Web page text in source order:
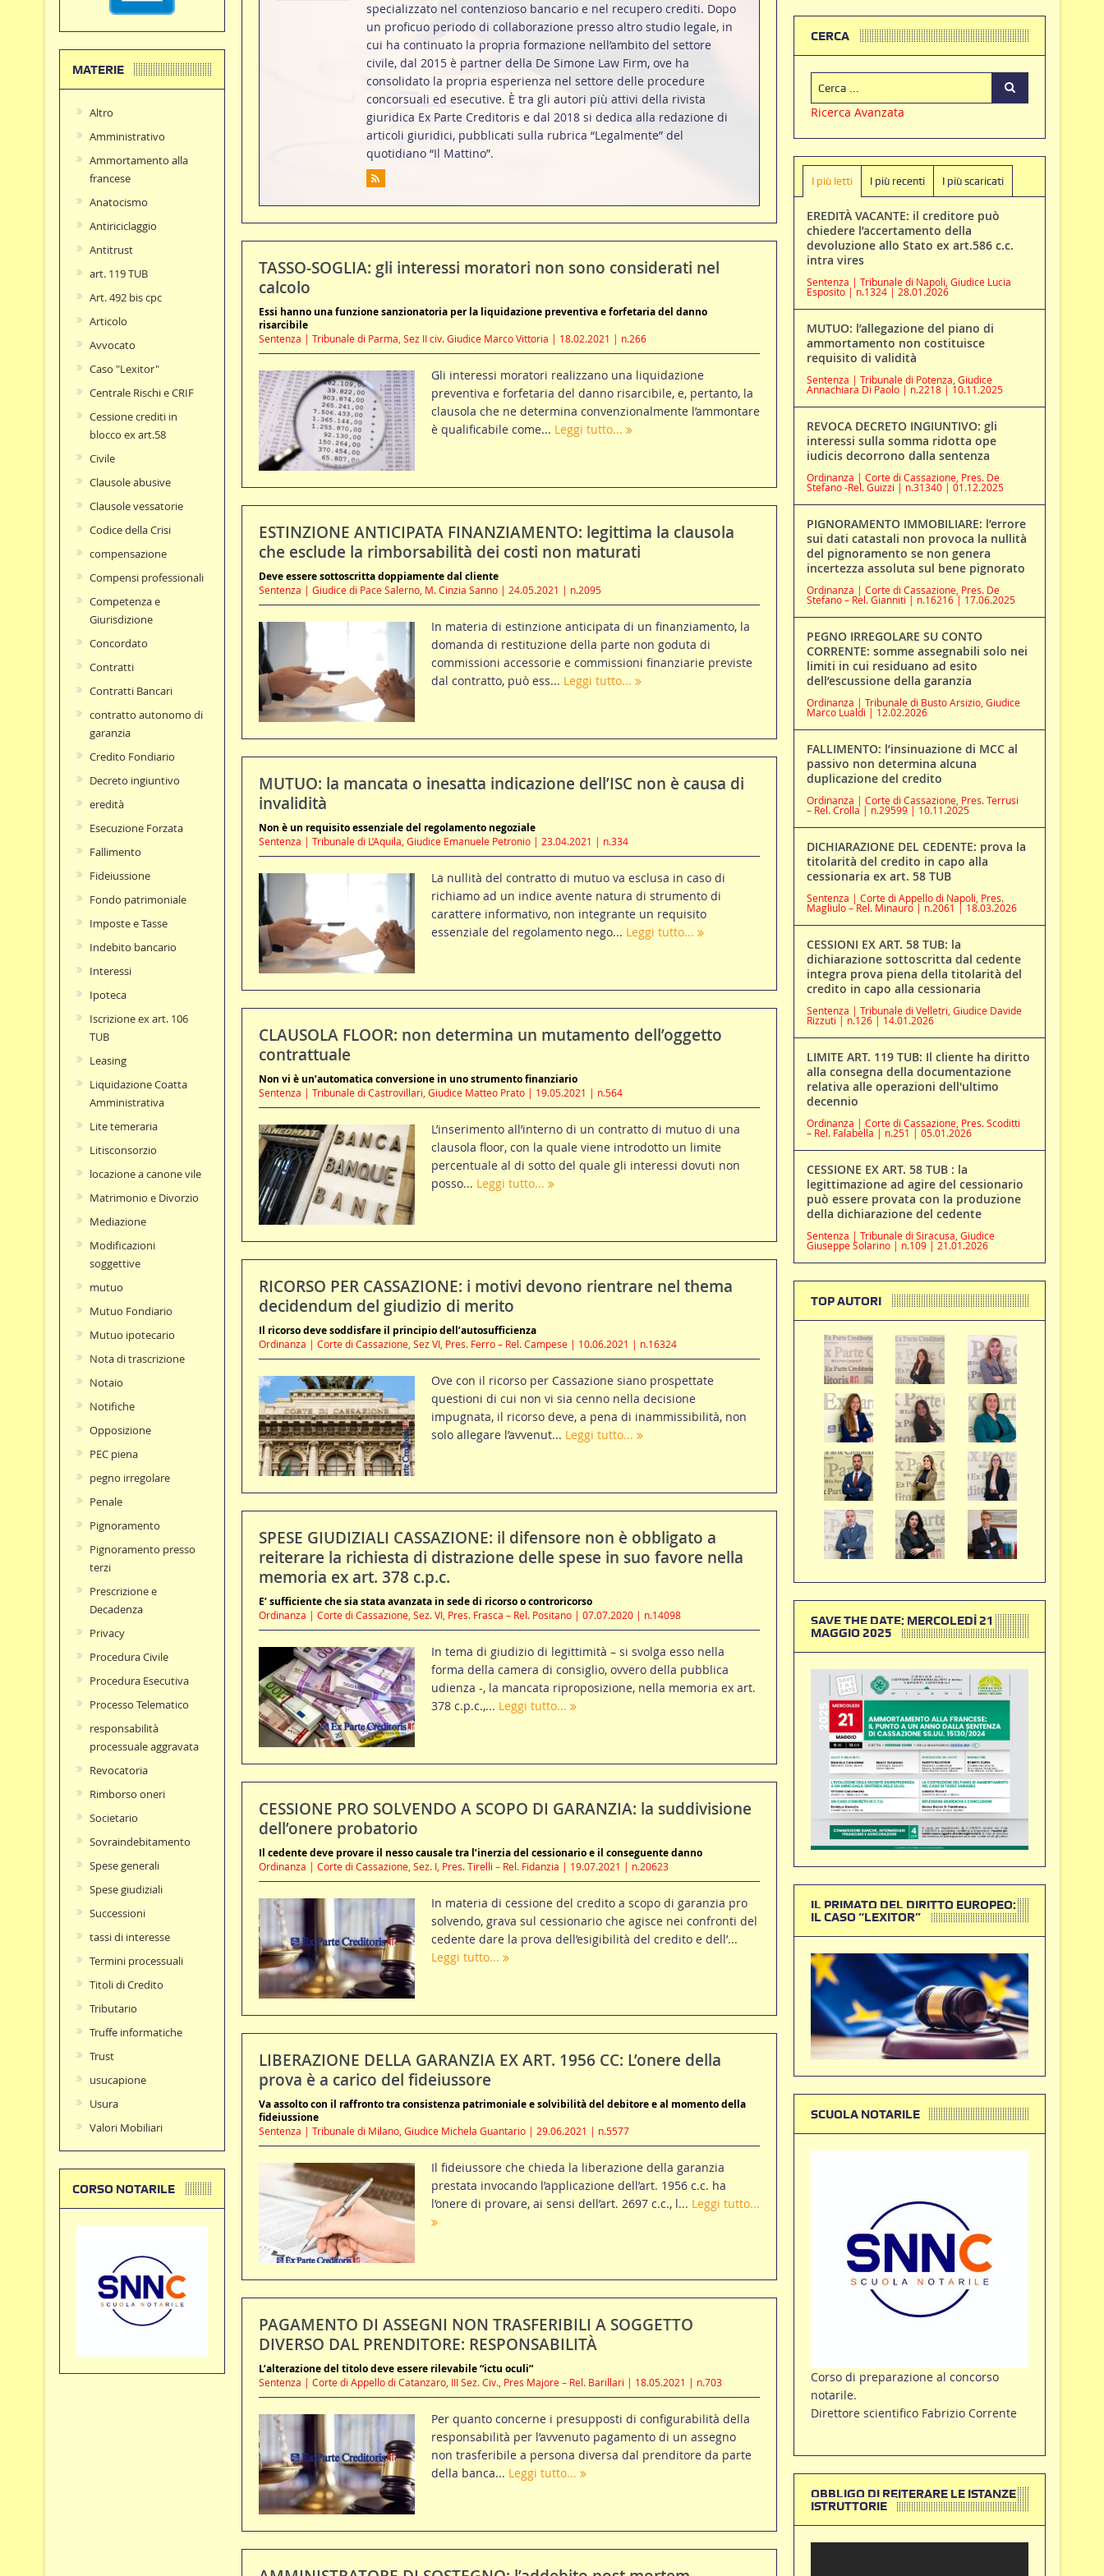
specializzato nel contenzioso bancario e nel recupero crediti. Dopo
un proficuo periodo di collaborazione presso altro studio legale, in
cui ha continuato la propria formazione nell’ambito del settore
civile, dal 2015 è partner della De Simone Law Firm, ove ha
consolidato la propria esperienza nel settore delle procedure
concorsuali ed esecutive. È tra gli autori più attivi della rivista
giuridica Ex Parte Creditoris e dal 2018 si dedica alla redazione di
articoli giuridici, pubblicati sulla rubrica “Legalmente” del
quotidiano “Il Mattino”.
TASSO-SOGLIA: gli interessi moratori non sono considerati nel
calcolo
Essi hanno una funzione sanzionatoria per la liquidazione preventiva e forfetaria del danno
risarcibile
Sentenza | Tribunale di Parma, Sez II civ. Giudice Marco Vittoria | 18.02.2021 | n.266
Gli interessi moratori realizzano una liquidazione
preventiva e forfetaria del danno risarcibile, e, pertanto, la
clausola che ne determina convenzionalmente l’ammontare
è qualificabile come... Leggi tutto...
ESTINZIONE ANTICIPATA FINANZIAMENTO: legittima la clausola
che esclude la rimborsabilità dei costi non maturati
Deve essere sottoscritta doppiamente dal cliente
Sentenza | Giudice di Pace Salerno, M. Cinzia Sanno | 24.05.2021 | n.2095
In materia di estinzione anticipata di un finanziamento, la
domanda di restituzione della parte non goduta di
commissioni accessorie e commissioni finanziarie previste
dal contratto, può ess... Leggi tutto...
MUTUO: la mancata o inesatta indicazione dell’ISC non è causa di
invalidità
Non è un requisito essenziale del regolamento negoziale
Sentenza | Tribunale di L’Aquila, Giudice Emanuele Petronio | 23.04.2021 | n.334
La nullità del contratto di mutuo va esclusa in caso di
richiamo ad un indice avente natura di strumento di
carattere informativo, non integrante un requisito
essenziale del regolamento nego... Leggi tutto...
CLAUSOLA FLOOR: non determina un mutamento dell’oggetto
contrattuale
Non vi è un’automatica conversione in uno strumento finanziario
Sentenza | Tribunale di Castrovillari, Giudice Matteo Prato | 19.05.2021 | n.564
L’inserimento all’interno di un contratto di mutuo di una
clausola floor, con la quale viene introdotto un limite
percentuale al di sotto del quale gli interessi dovuti non
posso... Leggi tutto...
RICORSO PER CASSAZIONE: i motivi devono rientrare nel thema
decidendum del giudizio di merito
Il ricorso deve soddisfare il principio dell’autosufficienza
Ordinanza | Corte di Cassazione, Sez VI, Pres. Ferro – Rel. Campese | 10.06.2021 | n.16324
Ove con il ricorso per Cassazione siano prospettate
questioni di cui non vi sia cenno nella decisione
impugnata, il ricorso deve, a pena di inammissibilità, non
solo allegare l’avvenut... Leggi tutto...
SPESE GIUDIZIALI CASSAZIONE: il difensore non è obbligato a
reiterare la richiesta di distrazione delle spese in suo favore nella
memoria ex art. 378 c.p.c.
E’ sufficiente che sia stata avanzata in sede di ricorso o controricorso
Ordinanza | Corte di Cassazione, Sez. VI, Pres. Frasca – Rel. Positano | 07.07.2020 | n.14098
In tema di giudizio di legittimità – si svolga esso nella
forma della camera di consiglio, ovvero della pubblica
udienza -, la mancata riproposizione, nella memoria ex art.
378 c.p.c.,... Leggi tutto...
CESSIONE PRO SOLVENDO A SCOPO DI GARANZIA: la suddivisione
dell’onere probatorio
Il cedente deve provare il nesso causale tra l’inerzia del cessionario e il conseguente danno
Ordinanza | Corte di Cassazione, Sez. I, Pres. Tirelli – Rel. Fidanzia | 19.07.2021 | n.20623
In materia di cessione del credito a scopo di garanzia pro
solvendo, grava sul cessionario che agisce nei confronti del
cedente dare la prova dell’esigibilità del credito e dell’...
Leggi tutto...
LIBERAZIONE DELLA GARANZIA EX ART. 1956 CC: L’onere della
prova è a carico del fideiussore
Va assolto con il raffronto tra consistenza patrimoniale e solvibilità del debitore e al momento della
fideiussione
Sentenza | Tribunale di Milano, Giudice Michela Guantario | 29.06.2021 | n.5577
Il fideiussore che chieda la liberazione della garanzia
prestata invocando l’applicazione dell’art. 1956 c.c. ha
l’onere di provare, ai sensi dell’art. 2697 c.c., l... Leggi tutto...
PAGAMENTO DI ASSEGNI NON TRASFERIBILI A SOGGETTO
DIVERSO DAL PRENDITORE: RESPONSABILITÀ
L’alterazione del titolo deve essere rilevabile “ictu oculi”
Sentenza | Corte di Appello di Catanzaro, III Sez. Civ., Pres Majore – Rel. Barillari | 18.05.2021 | n.703
Per quanto concerne i presupposti di configurabilità della
responsabilità per l’avvenuto pagamento di un assegno
non trasferibile a persona diversa dal prenditore da parte
della banca... Leggi tutto...
MATERIE
Altro
Amministrativo
Ammortamento alla
francese
Anatocismo
Antiriciclaggio
Antitrust
art. 119 TUB
Art. 492 bis cpc
Articolo
Avvocato
Caso "Lexitor"
Centrale Rischi e CRIF
Cessione crediti in
blocco ex art.58
Civile
Clausole abusive
Clausole vessatorie
Codice della Crisi
compensazione
Compensi professionali
Competenza e
Giurisdizione
Concordato
Contratti
Contratti Bancari
contratto autonomo di
garanzia
Credito Fondiario
Decreto ingiuntivo
eredità
Esecuzione Forzata
Fallimento
Fideiussione
Fondo patrimoniale
Imposte e Tasse
Indebito bancario
Interessi
Ipoteca
Iscrizione ex art. 106
TUB
Leasing
Liquidazione Coatta
Amministrativa
Lite temeraria
Litisconsorzio
locazione a canone vile
Matrimonio e Divorzio
Mediazione
Modificazioni
soggettive
mutuo
Mutuo Fondiario
Mutuo ipotecario
Nota di trascrizione
Notaio
Notifiche
Opposizione
PEC piena
pegno irregolare
Penale
Pignoramento
Pignoramento presso
terzi
Prescrizione e
Decadenza
Privacy
Procedura Civile
Procedura Esecutiva
Processo Telematico
responsabilità
processuale aggravata
Revocatoria
Rimborso oneri
Societario
Sovraindebitamento
Spese generali
Spese giudiziali
Successioni
tassi di interesse
Termini processuali
Titoli di Credito
Tributario
Truffe informatiche
Trust
usucapione
Usura
Valori Mobiliari
CORSO NOTARILE
CERCA
Ricerca Avanzata
I più letti I più recenti I più scaricati
EREDITÀ VACANTE: il creditore può
chiedere l’accertamento della
devoluzione allo Stato ex art.586 c.c.
intra vires
Sentenza | Tribunale di Napoli, Giudice Lucia
Esposito | n.1324 | 28.01.2026
MUTUO: l’allegazione del piano di
ammortamento non costituisce
requisito di validità
Sentenza | Tribunale di Potenza, Giudice
Annachiara Di Paolo | n.2218 | 10.11.2025
REVOCA DECRETO INGIUNTIVO: gli
interessi sulla somma ridotta ope
iudicis decorrono dalla sentenza
Ordinanza | Corte di Cassazione, Pres. De
Stefano -Rel. Guizzi | n.31340 | 01.12.2025
PIGNORAMENTO IMMOBILIARE: l’errore
sui dati catastali non provoca la nullità
del pignoramento se non genera
incertezza assoluta sul bene pignorato
Ordinanza | Corte di Cassazione, Pres. De
Stefano – Rel. Gianniti | n.16216 | 17.06.2025
PEGNO IRREGOLARE SU CONTO
CORRENTE: somme assegnabili solo nei
limiti in cui residuano ad esito
dell’escussione della garanzia
Ordinanza | Tribunale di Busto Arsizio, Giudice
Marco Lualdi | 12.02.2026
FALLIMENTO: l’insinuazione di MCC al
passivo non determina alcuna
duplicazione del credito
Ordinanza | Corte di Cassazione, Pres. Terrusi
– Rel. Crolla | n.29599 | 10.11.2025
DICHIARAZIONE DEL CEDENTE: prova la
titolarità del credito in capo alla
cessionaria ex art. 58 TUB
Sentenza | Corte di Appello di Napoli, Pres.
Magliulo – Rel. Minauro | n.2061 | 18.03.2026
CESSIONI EX ART. 58 TUB: la
dichiarazione sottoscritta dal cedente
integra prova piena della titolarità del
credito in capo alla cessionaria
Sentenza | Tribunale di Velletri, Giudice Davide
Rizzuti | n.126 | 14.01.2026
LIMITE ART. 119 TUB: Il cliente ha diritto
alla consegna della documentazione
relativa alle operazioni dell'ultimo
decennio
Ordinanza | Corte di Cassazione, Pres. Scoditti
– Rel. Falabella | n.251 | 05.01.2026
CESSIONE EX ART. 58 TUB : la
legittimazione ad agire del cessionario
può essere provata con la produzione
della dichiarazione del cedente
Sentenza | Tribunale di Siracusa, Giudice
Giuseppe Solarino | n.109 | 21.01.2026
TOP AUTORI
SAVE THE DATE: MERCOLEDÌ 21
MAGGIO 2025
IL PRIMATO DEL DIRITTO EUROPEO:
IL CASO “LEXITOR”
SCUOLA NOTARILE
Corso di preparazione al concorso
notarile.
Direttore scientifico Fabrizio Corrente
OBBLIGO DI REITERARE LE ISTANZE
ISTRUTTORIE